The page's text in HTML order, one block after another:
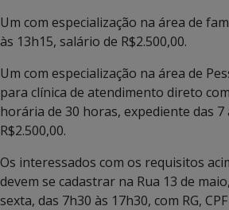
Um com especialização na área de
às 13h15, salário de R$2.500,00.
Um com especialização na área de
para clínica de atendimento direto
horária de 30 horas, expediente das 7
R$2.500,00.
Os interessados com os requisitos
devem se cadastrar na Rua 13 de
sexta, das 7h30 às 17h30, com RG,